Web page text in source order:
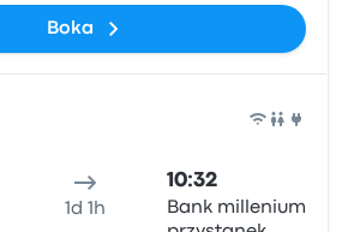
Boka
1d 1h
10:32
Bank millenium